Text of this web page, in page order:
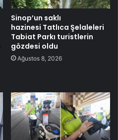
Sinop’un saklı
hazinesi Tatlıca Şelaleleri
Tabiat Parkı turistlerin
gözdesi oldu
Ağustos 8, 2026